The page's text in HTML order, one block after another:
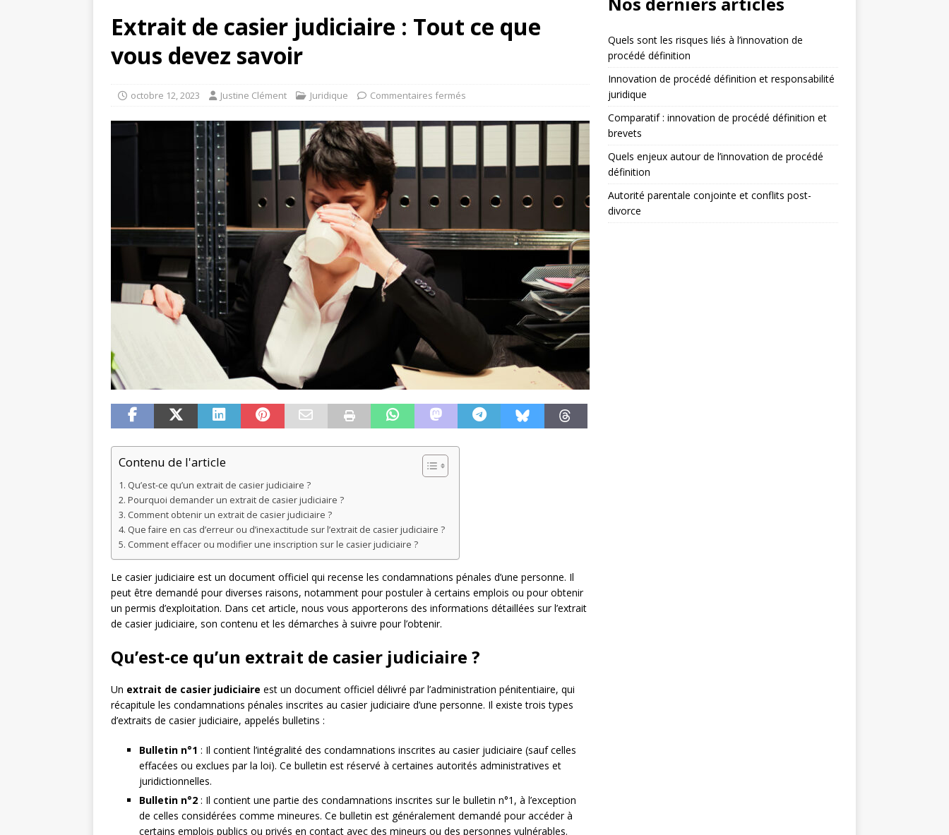
Extrait de casier judiciaire : Tout ce que
vous devez savoir
octobre 12, 2023 Justine Clément Juridique Commentaires fermés
Contenu de l'article
Qu’est-ce qu’un extrait de casier judiciaire ?
Pourquoi demander un extrait de casier judiciaire ?
Comment obtenir un extrait de casier judiciaire ?
Que faire en cas d’erreur ou d’inexactitude sur l’extrait de casier judiciaire ?
Comment effacer ou modifier une inscription sur le casier judiciaire ?
Le casier judiciaire est un document officiel qui recense les condamnations pénales d’une personne. Il
peut être demandé pour diverses raisons, notamment pour postuler à certains emplois ou pour obtenir
un permis d’exploitation. Dans cet article, nous vous apporterons des informations détaillées sur l’extrait
de casier judiciaire, son contenu et les démarches à suivre pour l’obtenir.
Qu’est-ce qu’un extrait de casier judiciaire ?
Un extrait de casier judiciaire est un document officiel délivré par l’administration pénitentiaire, qui
récapitule les condamnations pénales inscrites au casier judiciaire d’une personne. Il existe trois types
d’extraits de casier judiciaire, appelés bulletins :
Bulletin n°1 : Il contient l’intégralité des condamnations inscrites au casier judiciaire (sauf celles
effacées ou exclues par la loi). Ce bulletin est réservé à certaines autorités administratives et
juridictionnelles.
Bulletin n°2 : Il contient une partie des condamnations inscrites sur le bulletin n°1, à l’exception
de celles considérées comme mineures. Ce bulletin est généralement demandé pour accéder à
certains emplois publics ou privés en contact avec des mineurs ou des personnes vulnérables.
Quels sont les risques liés à l’innovation de
procédé définition
Innovation de procédé définition et responsabilité
juridique
Comparatif : innovation de procédé définition et
brevets
Quels enjeux autour de l’innovation de procédé
définition
Autorité parentale conjointe et conflits post-
divorce